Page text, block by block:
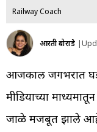
Railway Coach
आरती बोराडे |
आजकाल जगभरात
मीडियाच्या
जाळे मजबूत झाले आहे